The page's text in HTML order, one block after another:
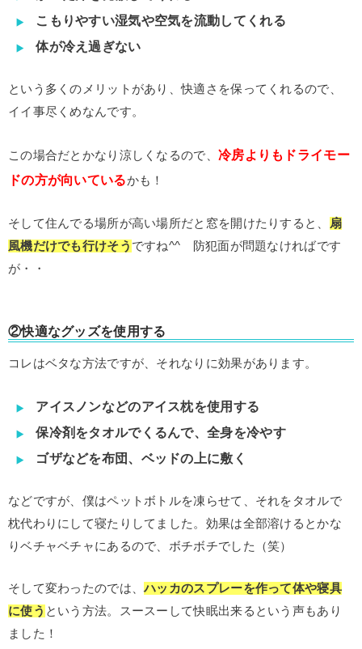
こもりやすい湿気や空気を流動してくれる
体が冷え過ぎない
という多くのメリットがあり、快適さを保ってくれるので、
イイ事尽くめなんです。
この場合だとかなり涼しくなるので、 冷房よりもドライモー
ドの方が向いているかも！
そして住んでる場所が高い場所だと窓を開けたりすると、 扇
風機だけでも行けそう ですね^^ 防犯面が問題なければです
が・・
②快適なグッズを使用する
コレはベタな方法ですが、それなりに効果があります。
アイスノンなどのアイス枕を使用する
保冷剤をタオルでくるんで、全身を冷やす
ゴザなどを布団、ベッドの上に敷く
などですが、僕はペットボトルを凍らせて、それをタオルで
枕代わりにして寝たりしてました。効果は全部溶けるとかな
りベチャベチャにあるので、ボチボチでした（笑）
そして変わったのでは、ハッカのスプレーを作って体や寝具
に使う という方法。スースーして快眠出来るという声もあり
ました！